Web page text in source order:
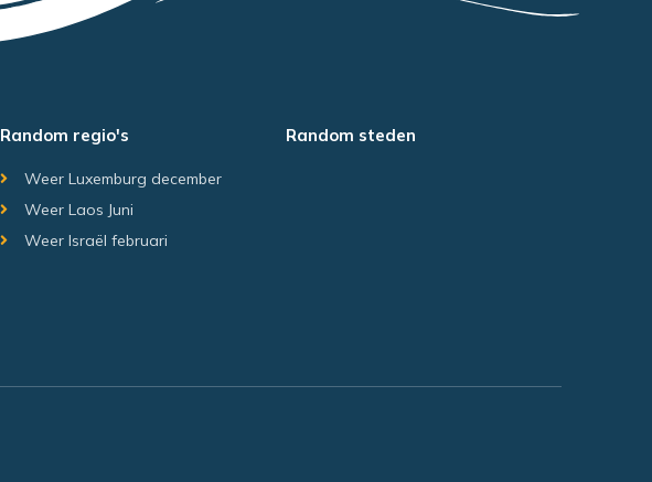
Random regio's
Weer Luxemburg december
Weer Laos Juni
Weer Israël februari
Random steden